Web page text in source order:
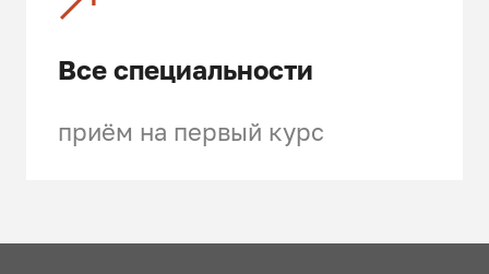
Все специальности
приём на первый курс